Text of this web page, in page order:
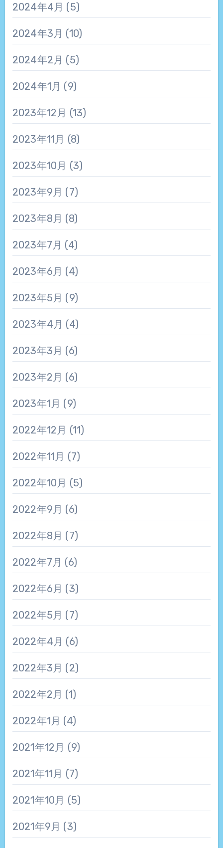
2024年4月 (5)
2024年3月 (10)
2024年2月 (5)
2024年1月 (9)
2023年12月 (13)
2023年11月 (8)
2023年10月 (3)
2023年9月 (7)
2023年8月 (8)
2023年7月 (4)
2023年6月 (4)
2023年5月 (9)
2023年4月 (4)
2023年3月 (6)
2023年2月 (6)
2023年1月 (9)
2022年12月 (11)
2022年11月 (7)
2022年10月 (5)
2022年9月 (6)
2022年8月 (7)
2022年7月 (6)
2022年6月 (3)
2022年5月 (7)
2022年4月 (6)
2022年3月 (2)
2022年2月 (1)
2022年1月 (4)
2021年12月 (9)
2021年11月 (7)
2021年10月 (5)
2021年9月 (3)